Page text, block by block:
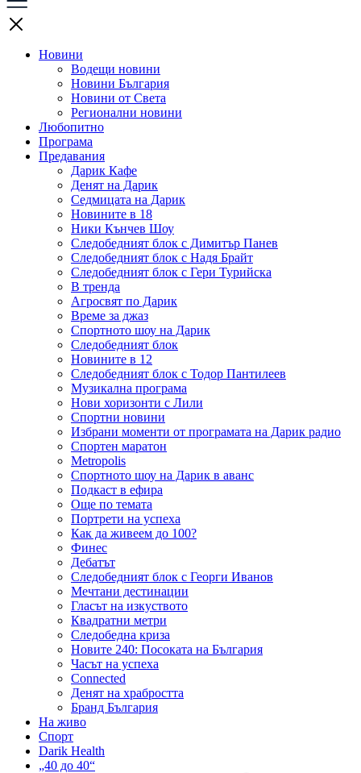
Новини
Водещи новини
Новини България
Новини от Света
Регионални новини
Любопитно
Програма
Предавания
Дарик Кафе
Денят на Дарик
Седмицата на Дарик
Новините в 18
Ники Кънчев Шоу
Следобедният блок с Димитър Панев
Следобедният блок с Надя Брайт
Следобедният блок с Гери Турийска
В тренда
Агросвят по Дарик
Време за джаз
Спортното шоу на Дарик
Следобедният блок
Новините в 12
Следобедният блок с Тодор Пантилеев
Музикална програма
Нови хоризонти с Лили
Спортни новини
Избрани моменти от програмата на Дарик радио
Спортен маратон
Metropolis
Спортното шоу на Дарик в аванс
Подкаст в ефира
Още по темата
Портрети на успеха
Как да живеем до 100?
Финес
Дебатът
Следобедният блок с Георги Иванов
Мечтани дестинации
Гласът на изкуството
Квадратни метри
Следобедна криза
Новите 240: Посоката на България
Часът на успеха
Connected
Денят на храбростта
Бранд България
На живо
Спорт
Darik Health
„40 до 40“